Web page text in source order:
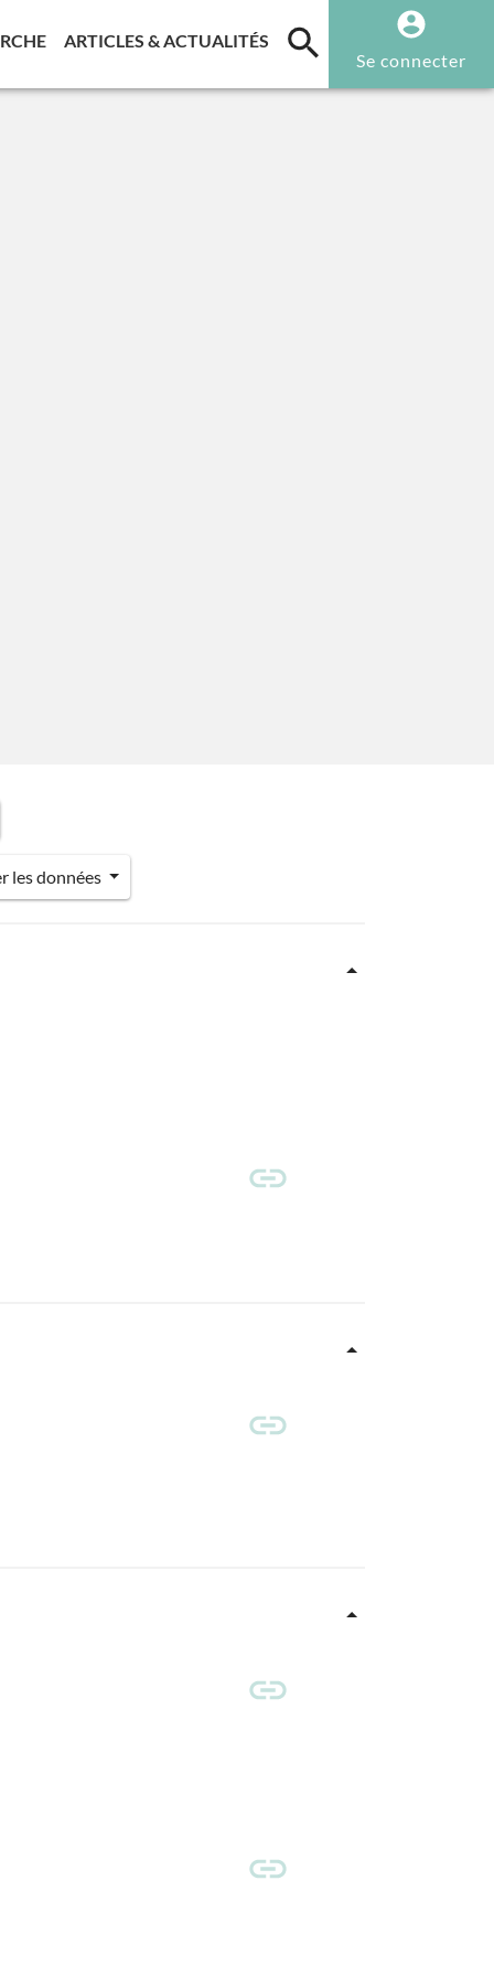
(CURRENT)
ARTICLES & ACTUALITÉS (CURRENT)
Se connecter
les données